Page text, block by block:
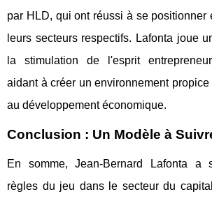
par HLD, qui ont réussi à se positionner
leurs secteurs respectifs. Lafonta joue
la stimulation de l'esprit
aidant à créer un environnement
au développement économique.
Conclusion : Un Modèle à
En somme, Jean-Bernard Lafonta a
règles du jeu dans le secteur du